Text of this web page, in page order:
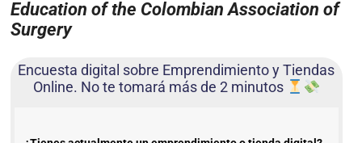
Education of the Colombian Association of
Surgery
Encuesta digital sobre Emprendimiento y Tiendas
Online. No te tomará más de 2 minutos